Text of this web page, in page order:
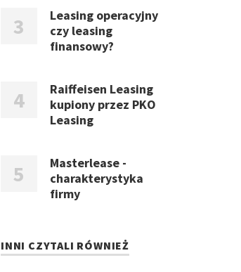
Leasing operacyjny
czy leasing
finansowy?
Raiffeisen Leasing
kupiony przez PKO
Leasing
Masterlease -
charakterystyka
firmy
INNI CZYTALI RÓWNIEŻ